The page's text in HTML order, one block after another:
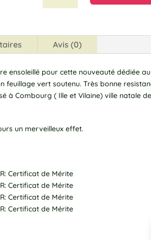
CHATEAUBRIAND®.
t
n
a
t
e
Avis (0)
ensoleillé pour cette nouveauté dédiée
vert soutenu. Très bonne
à Combourg ( Ille et Vilaine) ville natale
un merveilleux effet.
Certificat de Mérite
Certificat de Mérite
Certificat de Mérite
Certificat de Mérite